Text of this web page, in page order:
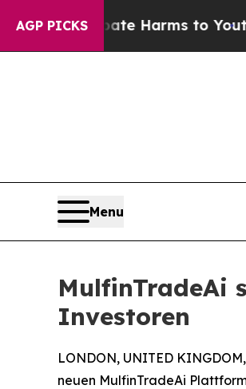
AGP PICKS
Abate Harms to Youth Brazil
Menu
MulfinTradeAi
Investoren
LONDON, UNITED
neuen MulfinTradeAi